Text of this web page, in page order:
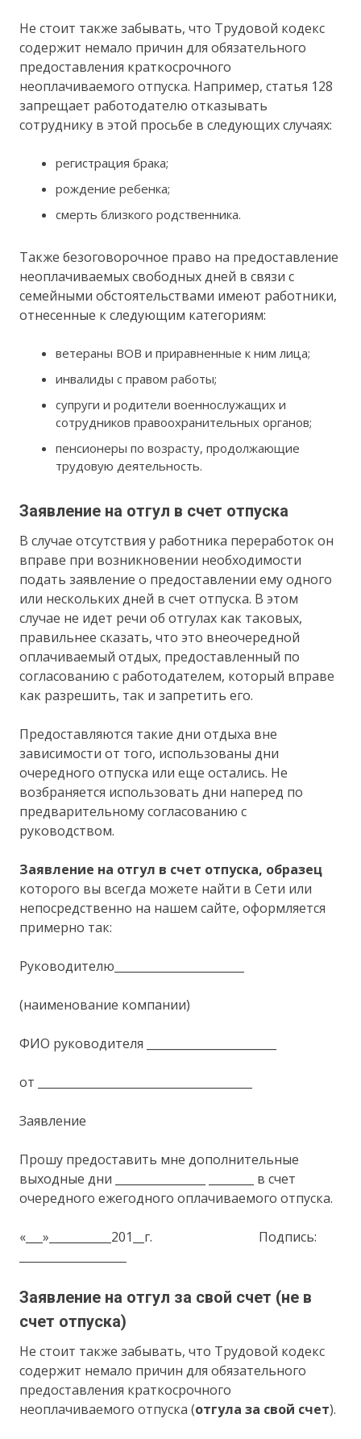
Не стоит также забывать, что Трудовой кодекс
содержит немало причин для обязательного
предоставления краткосрочного
неоплачиваемого отпуска. Например, статья 128
запрещает работодателю отказывать
сотруднику в этой просьбе в следующих случаях:
регистрация брака;
рождение ребенка;
смерть близкого родственника.
Также безоговорочное право на предоставление
неоплачиваемых свободных дней в связи с
семейными обстоятельствами имеют работники,
отнесенные к следующим категориям:
ветераны ВОВ и приравненные к ним лица;
инвалиды с правом работы;
супруги и родители военнослужащих и
сотрудников правоохранительных органов;
пенсионеры по возрасту, продолжающие
трудовую деятельность.
Заявление на отгул в счет отпуска
В случае отсутствия у работника переработок он
вправе при возникновении необходимости
подать заявление о предоставлении ему одного
или нескольких дней в счет отпуска. В этом
случае не идет речи об отгулах как таковых,
правильнее сказать, что это внеочередной
оплачиваемый отдых, предоставленный по
согласованию с работодателем, который вправе
как разрешить, так и запретить его.
Предоставляются такие дни отдыха вне
зависимости от того, использованы дни
очередного отпуска или еще остались. Не
возбраняется использовать дни наперед по
предварительному согласованию с
руководством.
Заявление на отгул в счет отпуска, образец
которого вы всегда можете найти в Сети или
непосредственно на нашем сайте, оформляется
примерно так:
Руководителю_______________________
(наименование компании)
ФИО руководителя _______________________
от ______________________________________
Заявление
Прошу предоставить мне дополнительные
выходные дни ________________ ________ в счет
очередного ежегодного оплачиваемого отпуска.
«___»___________201__г. Подпись:
Заявление на отгул за свой счет (не в
счет отпуска)
Не стоит также забывать, что Трудовой кодекс
содержит немало причин для обязательного
предоставления краткосрочного
неоплачиваемого отпуска (отгула за свой счет).